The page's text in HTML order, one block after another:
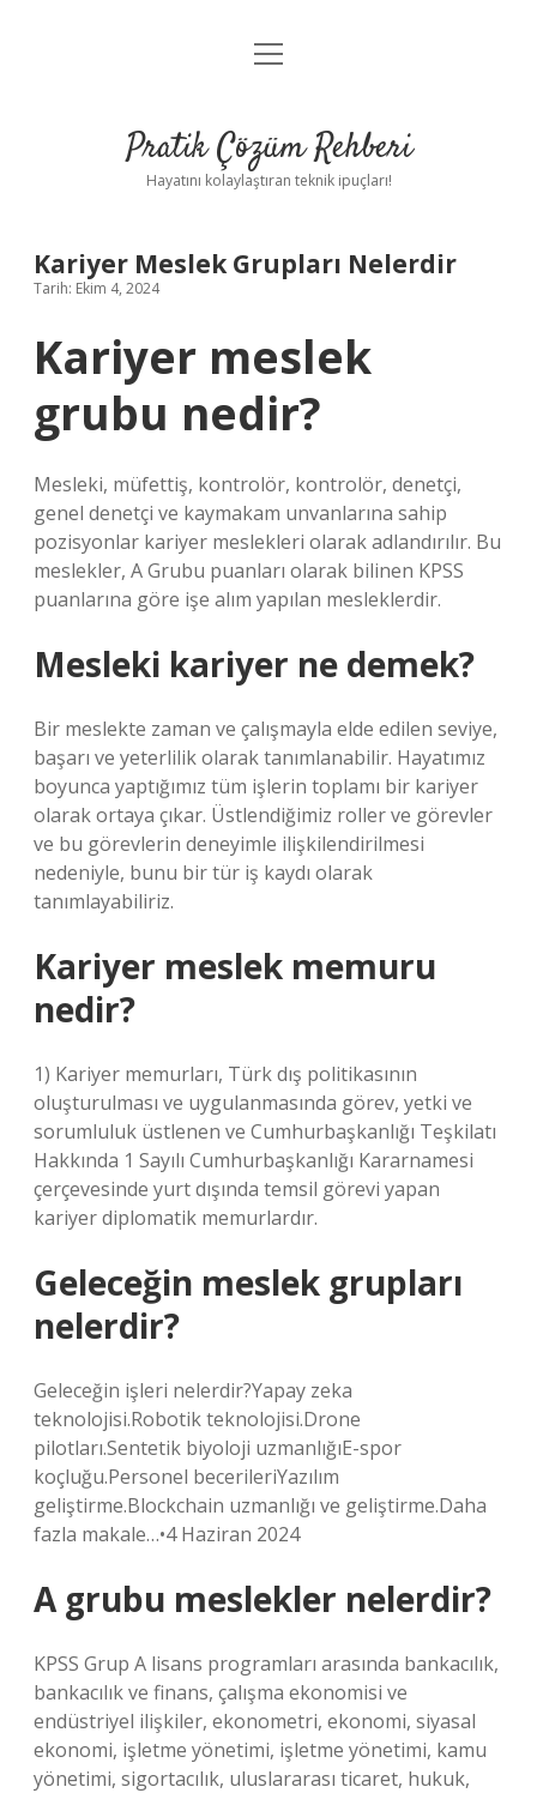
Anasayfa
Yasal Uyarı
menüyü
Pratik Çözüm Rehberi
Hayatını kolaylaştıran teknik ipuçları!
Kariyer Meslek Grupları Nelerdir
Tarih: Ekim 4, 2024
Kariyer meslek
grubu nedir?
Mesleki, müfettiş, kontrolör, kontrolör, denetçi,
genel denetçi ve kaymakam unvanlarına sahip
pozisyonlar kariyer meslekleri olarak adlandırılır. Bu
meslekler, A Grubu puanları olarak bilinen KPSS
puanlarına göre işe alım yapılan mesleklerdir.
Mesleki kariyer ne demek?
Bir meslekte zaman ve çalışmayla elde edilen seviye,
başarı ve yeterlilik olarak tanımlanabilir. Hayatımız
boyunca yaptığımız tüm işlerin toplamı bir kariyer
olarak ortaya çıkar. Üstlendiğimiz roller ve görevler
ve bu görevlerin deneyimle ilişkilendirilmesi
nedeniyle, bunu bir tür iş kaydı olarak
tanımlayabiliriz.
Kariyer meslek memuru
nedir?
1) Kariyer memurları, Türk dış politikasının
oluşturulması ve uygulanmasında görev, yetki ve
sorumluluk üstlenen ve Cumhurbaşkanlığı Teşkilatı
Hakkında 1 Sayılı Cumhurbaşkanlığı Kararnamesi
çerçevesinde yurt dışında temsil görevi yapan
kariyer diplomatik memurlardır.
Geleceğin meslek grupları
nelerdir?
Geleceğin işleri nelerdir?Yapay zeka
teknolojisi.Robotik teknolojisi.Drone
pilotları.Sentetik biyoloji uzmanlığıE-spor
koçluğu.Personel becerileriYazılım
geliştirme.Blockchain uzmanlığı ve geliştirme.Daha
fazla makale…•4 Haziran 2024
A grubu meslekler nelerdir?
KPSS Grup A lisans programları arasında bankacılık,
bankacılık ve finans, çalışma ekonomisi ve
endüstriyel ilişkiler, ekonometri, ekonomi, siyasal
ekonomi, işletme yönetimi, işletme yönetimi, kamu
yönetimi, sigortacılık, uluslararası ticaret, hukuk,